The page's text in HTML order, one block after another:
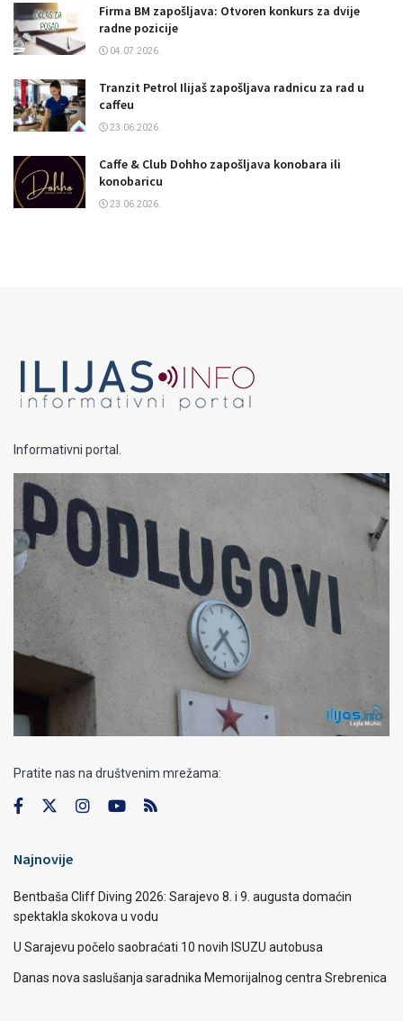
Firma BM zapošljava: Otvoren konkurs za dvije
radne pozicije
04.07.2026.
Tranzit Petrol Ilijaš zapošljava radnicu za rad u
caffeu
23.06.2026.
Caffe & Club Dohho zapošljava konobara ili
konobaricu
23.06.2026.
Informativni portal.
Pratite nas na društvenim mrežama:
Najnovije
Bentbaša Cliff Diving 2026: Sarajevo 8. i 9. augusta domaćin
spektakla skokova u vodu
U Sarajevu počelo saobraćati 10 novih ISUZU autobusa
Danas nova saslušanja saradnika Memorijalnog centra Srebrenica